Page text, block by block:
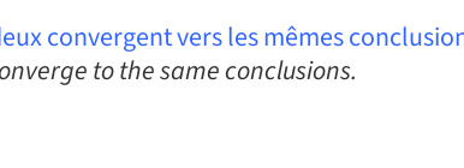
convergent vers les mêmes
to the same conclusions.